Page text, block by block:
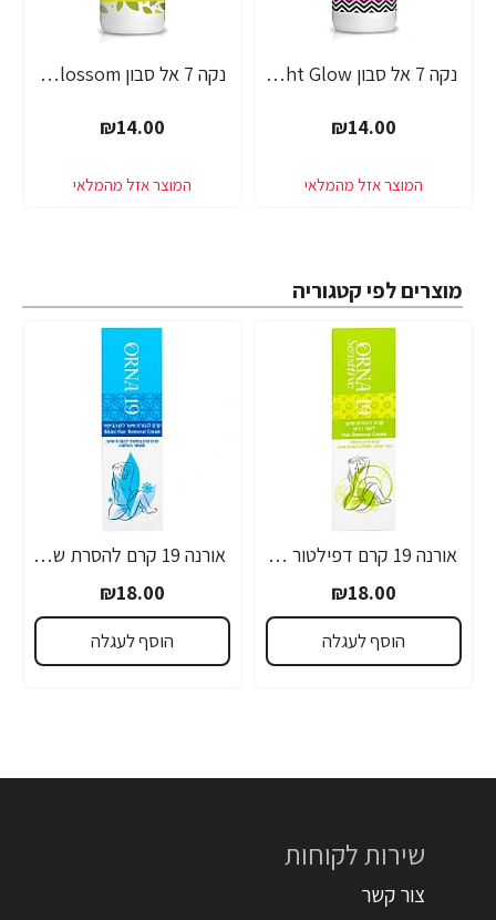
נקה 7 אל סבון Midnight Glow בניחוח חמאת שיאה - 750 מ"ל
₪14.00
נקה 7 אל סבון Spring Blossom בניחוח תפוח וניל - 750 מ"ל
₪14.00
מוצרים לפי קטגוריה
אורנה 19 קרם דפילטור לעור רגיש 80 גרם
₪18.00
הוסף לעגלה
אורנה 19 קרם להסרת שיער לקו הביקיני 90 מ"ל
₪18.00
הוסף לעגלה
שירות לקוחות
צור קשר